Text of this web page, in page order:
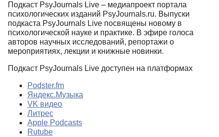
Подкаст PsyJournals Live – медиапроект портала
психологических изданий PsyJournals.ru. Выпуски
подкаста PsyJournals Live посвящены новому в
психологической науке и практике. В эфире голоса
авторов научных исследований, репортажи о
мероприятиях, лекции и книжные новинки.
Подкаст PsyJournals Live доступен на платформах
Podster.fm
Яндекс.Музыка
VK видео
Литрес
Apple Podcasts
Rutube